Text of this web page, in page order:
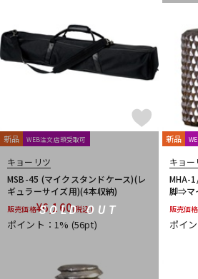
Lauten Audio LEWITT
maag audio
MACKIE MANLEY
Marshall
MASELEC MATRIX M-
Monkey Banana
Morton Microphone Systems
MUTEC
MUZEN
OHASHI
P-S
Palmer PEAVEY Peluso
Pioneer DJ
Placid Audio PMC
PRIMACOUSTIC
PrismSound
Purple audio
QUIK LOK
SOLD OUT
新品 WEB注文店頭受取可
キョーリツ
MSB-45 (マイクスタンドケース)(レ
ギュラーサイズ用)(4本収納)
販売価格¥6,160(税込)
ポイント：1% (56pt)
新品
キョー
MHA-
脚⇒マ
販売価格
ポイ